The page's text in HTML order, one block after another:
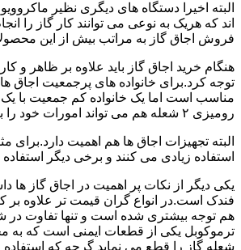
البته اخیرا دستگاه های دیگری نظیر
اند که هریک به نوعی می توانند کار گاز را
فروش اجاق گاز به مراتب بیش از این
هنگام خرید اجاق گاز باید علاوه بر ظاهر و
رومیزی ۲ شعله هم می تواند امورات خود را بگذراند.
البته تجهیزات اجاق ها هم اهمیت دارد.برای
استفاده زیادی می کنند و برخی دیگر استفاده
یکی دیگر از نکات پر اهمیت در اجاق گاز ها
فندک است.در انواع گران قیمت تر علاوه بر
هم توجه بیشتری شده است و تنها تفاوت در
ترموکوبل یکی از قطعات ایمنی است که
شعله گاز را قطع می نماید گرچه که